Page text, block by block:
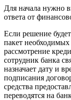
Для начала нужно
ответа от
Если решение
пакет необходимых
рассмотрение
сотрудник банка
назначает дату и
подписания
средства
переводятся на